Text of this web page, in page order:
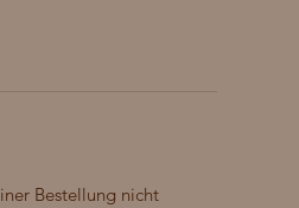
Bestellung nicht